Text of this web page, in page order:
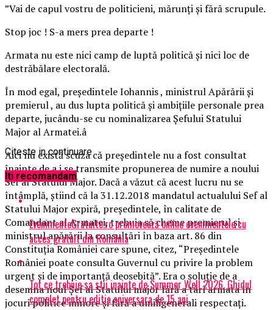
”Vai de capul vostru de politicieni, mărunţi şi fără scrupule.
Stop joc ! S-a mers prea departe !
Armata nu este nici camp de luptă politică şi nici loc de
destrăbălare electorală.
În mod egal, preşedintele Iohannis , ministrul Apărării şi
premierul , au dus lupta politică şi ambiţiile personale prea
departe, jucându-se cu nominalizarea Şefului Statului
Major al Armatei.â
Aici nu există scuza că preşedintele nu a fost consultat
înainte de a i se transmite propunerea de numire a noului
Sef al Statului Major. Dacă a văzut că acest lucru nu se
întâmplă, ştiind că la 31.12.2018 mandatul actualului Sef al
Statului Major expiră, preşedintele, în calitate de
Comandant al Armatei, trebuia să cheme premierul şi
ministrul apărării la consultări în baza art. 86 din
Constituţia României care spune, citez, “Preşedintele
României poate consulta Guvernul cu privire la problem
urgent şi de importanţă deosebită”. Era o soluţie de a
desemna noul Şef al Statului major fără a târî armata în
jocuri politice minore şi fără a umiligenerali respectaţi.
Citeste in continuare
Iti recomandam
EvenimenteGratuite.ro promovează online evenimentele cu
acces gratuit din România
Tot ce trebuie sa stii inainte de Summer Well 2026. Ghidul
complet pentru editia aniversara de 15 ani